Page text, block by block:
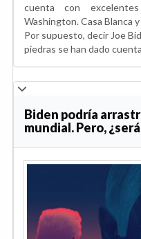
cuenta con
Washington. Casa Blanca
Por supuesto, decir Joe
piedras se han dado
Biden podría
mundial. Pero,